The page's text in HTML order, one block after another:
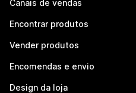
Canais de vendas
Encontrar produtos
Vender produtos
Encomendas e envio
Design da loja